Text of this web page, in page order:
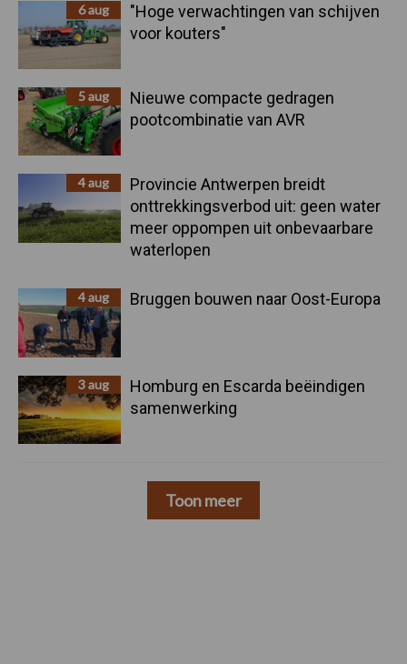
6 aug
"Hoge verwachtingen van schijven
voor kouters"
5 aug
Nieuwe compacte gedragen
pootcombinatie van AVR
4 aug
Provincie Antwerpen breidt
onttrekkingsverbod uit: geen water
meer oppompen uit onbevaarbare
waterlopen
4 aug Bruggen bouwen naar Oost-Europa
3 aug
Homburg en Escarda beëindigen
samenwerking
Toon meer